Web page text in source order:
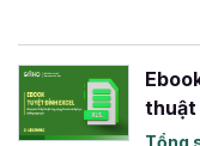
thuật
dạy